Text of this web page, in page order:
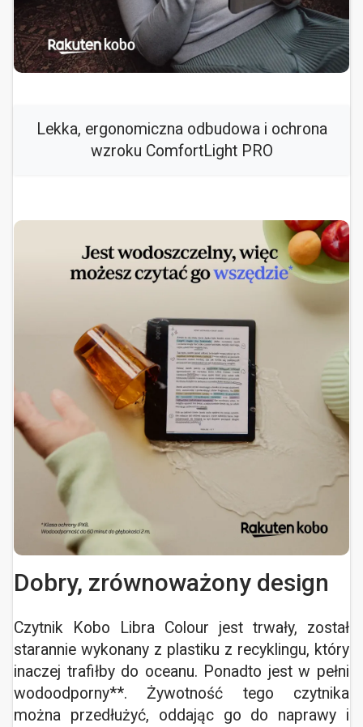
Lekka, ergonomiczna odbudowa i ochrona
wzroku ComfortLight PRO
Dobry, zrównoważony design
Czytnik Kobo Libra Colour jest trwały, został
starannie wykonany z plastiku z recyklingu, który
inaczej trafiłby do oceanu. Ponadto jest w pełni
wodoodporny**. Żywotność tego czytnika
można przedłużyć, oddając go do naprawy i